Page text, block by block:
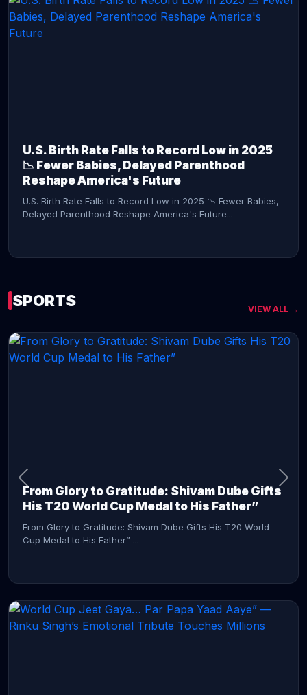
U.S. Birth Rate Falls to Record Low in 2025
📉 Fewer Babies, Delayed Parenthood
Reshape America's Future
U.S. Birth Rate Falls to Record Low in 2025 📉 Fewer Babies,
Delayed Parenthood Reshape America's Future...
SPORTS VIEW ALL →
From Glory to Gratitude: Shivam Dube Gifts
His T20 World Cup Medal to His Father”
From Glory to Gratitude: Shivam Dube Gifts His T20 World
Cup Medal to His Father” ...